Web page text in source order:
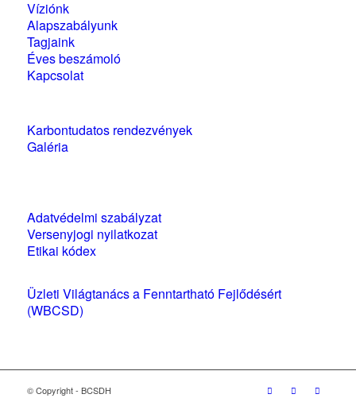
Víziónk
Alapszabályunk
Tagjaink
Éves beszámoló
Kapcsolat
Karbontudatos rendezvények
Galéria
Adatvédelmi szabályzat
Versenyjogi nyilatkozat
Etikai kódex
Üzleti Világtanács a Fenntartható Fejlődésért
(WBCSD)
© Copyright - BCSDH